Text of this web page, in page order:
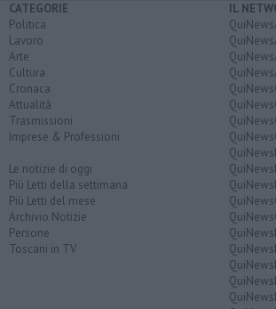
CATEGORIE
Politica
Lavoro
Arte
Cultura
Cronaca
Attualità
Trasmissioni
Imprese & Professioni
Le notizie di oggi
Più Letti della settimana
Più Letti del mese
Archivio Notizie
Persone
Toscani in TV
IL